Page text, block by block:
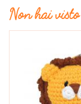
Non hai